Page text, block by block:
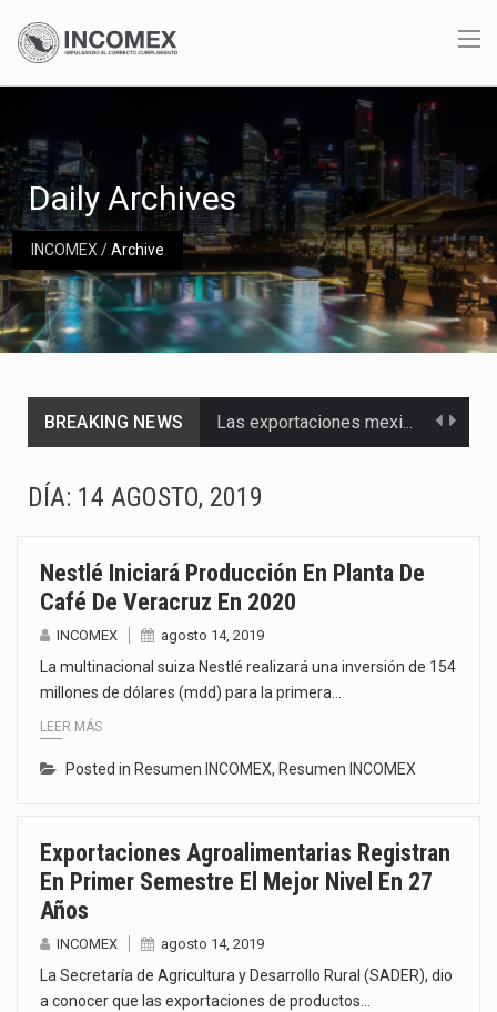
INCOMEX/Archive
Daily Archives
BREAKING NEWS Las exportaciones mexicanas de vehículos ligeros disminuyeron 9.67 % en julio a tasa anual, alcanzando…
Solo el 17.8 % de las empresas en México se considera totalmente preparada para la…
Los créditos fiscales determinados a empresas IMMEX rara vez nacen de una interpretación equivocada de…
La inversión fija bruta en México registró un aumento de 1.1% interanual en mayo de…
El Departamento de Agricultura de Estados Unidos (USDA) suspendió el 5 de agosto de 2026…
DÍA: 14 AGOSTO, 2019
Nestlé Iniciará Producción En Planta De
Café De Veracruz En 2020
INCOMEX agosto 14, 2019
La multinacional suiza Nestlé realizará una inversión de 154
millones de dólares (mdd) para la primera…
LEER MÁS
Posted in Resumen INCOMEX, Resumen INCOMEX
Exportaciones Agroalimentarias Registran
En Primer Semestre El Mejor Nivel En 27
Años
INCOMEX agosto 14, 2019
La Secretaría de Agricultura y Desarrollo Rural (SADER), dio
a conocer que las exportaciones de productos…